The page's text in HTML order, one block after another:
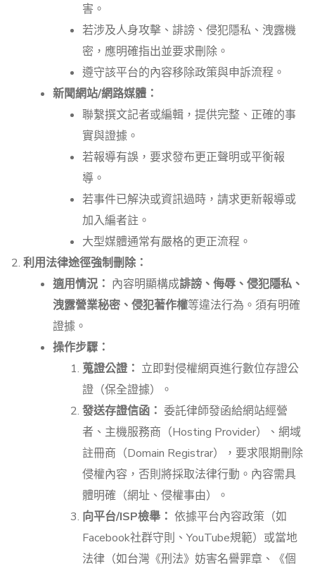
害。
若涉及人身攻擊、誹謗、侵犯隱私、洩露機
密，應明確指出並要求刪除。
遵守該平台的內容移除政策與申訴流程。
新聞網站/網路媒體：
聯繫撰文記者或編輯，提供完整、正確的事
實與證據。
若報導有誤，要求發布更正聲明或平衡報
導。
若事件已解決或資訊過時，請求更新報導或
加入編者註。
大型媒體通常有嚴格的更正流程。
利用法律途徑強制刪除：
適用情況： 內容明顯構成誹謗、侮辱、侵犯隱私、
洩露營業秘密、侵犯著作權等違法行為。須有明確
證據。
操作步驟：
蒐證公證： 立即對侵權網頁進行數位存證公
證（保全證據）。
發送存證信函： 委託律師發函給網站經營
者、主機服務商（Hosting Provider）、網域
註冊商（Domain Registrar），要求限期刪除
侵權內容，否則將採取法律行動。內容需具
體明確（網址、侵權事由）。
向平台/ISP檢舉： 依據平台內容政策（如
Facebook社群守則、YouTube規範）或當地
法律（如台灣《刑法》妨害名譽罪章、《個